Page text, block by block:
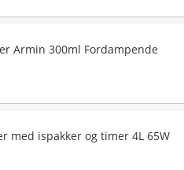
Armin 300ml Fordampende
med ispakker og timer 4L 65W